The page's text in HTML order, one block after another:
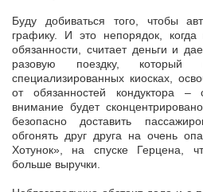
Буду добиваться того, чтобы
графику. И это непорядок,
обязанности, считает деньги и
разовую поездку,
специализированных киосках,
от обязанностей кондуктора –
внимание будет
безопасно доставить
обгонять друг друга на очень
Хотунок», на спуске Герцена,
больше выручки.